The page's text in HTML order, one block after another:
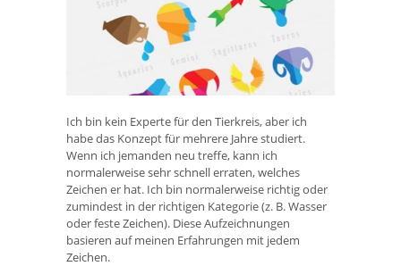
Ich bin kein Experte für den Tierkreis, aber ich
habe das Konzept für mehrere Jahre studiert.
Wenn ich jemanden neu treffe, kann ich
normalerweise sehr schnell erraten, welches
Zeichen er hat. Ich bin normalerweise richtig oder
zumindest in der richtigen Kategorie (z. B. Wasser
oder feste Zeichen). Diese Aufzeichnungen
basieren auf meinen Erfahrungen mit jedem
Zeichen.